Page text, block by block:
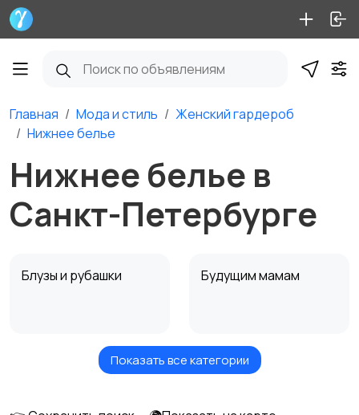
Главная Мода и стиль
Женский гардероб
Нижнее белье
Нижнее белье в
Санкт-Петербурге
Блузы и рубашки Будущим мамам
Верхняя одежда Головные уборы
Показать все категории